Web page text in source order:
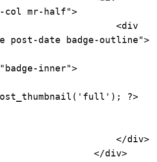
col mr-half">
<div
post-date badge-outline">
"badge-inner">
( 'full' ); ?>
</div>
</div>